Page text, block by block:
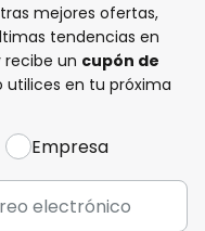
mejores ofertas,
tendencias en
recibe un cupón de
utilices en tu próxima
Empresa